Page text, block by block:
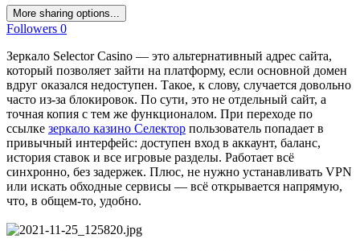
More sharing options...
Followers 0
Зеркало Selector Casino — это альтернативный адрес сайта,
который позволяет зайти на платформу, если основной домен
вдруг оказался недоступен. Такое, к слову, случается довольно
часто из-за блокировок. По сути, это не отдельный сайт, а
точная копия с тем же функционалом. При переходе по
ссылке зеркало казино Селектор пользователь попадает в
привычный интерфейс: доступен вход в аккаунт, баланс,
история ставок и все игровые разделы. Работает всё
синхронно, без задержек. Плюс, не нужно устанавливать VPN
или искать обходные сервисы — всё открывается напрямую,
что, в общем-то, удобно.